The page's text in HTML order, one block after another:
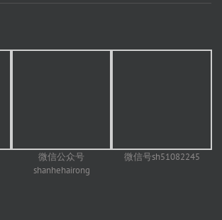
微信公众号
shanhehairong
微信号sh51082245